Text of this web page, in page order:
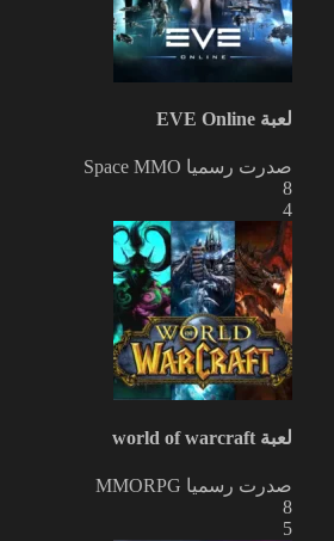
لعبة EVE Online
صدرت رسميا Space MMO
8
4
لعبة world of warcraft
صدرت رسميا MMORPG
8
5